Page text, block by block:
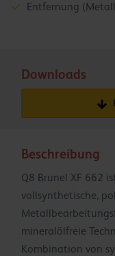
Entfernung
Downloads
Beschreibung
Q8 Brunel XF 662
vollsynthetische,
mineralölfreie
Kombination von